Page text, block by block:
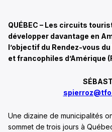
QUÉBEC – Les circuits
développer davantage en
l’objectif du Rendez-vous
et francophiles d’Amérique
Une dizaine de municipalités
sommet de trois jours à